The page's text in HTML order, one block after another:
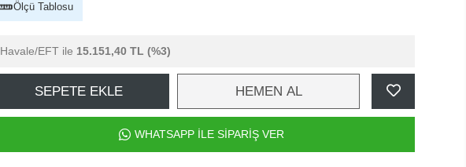
Ölçü Tablosu
Havale/EFT ile 15.151,40 TL (%3)
SEPETE EKLE HEMEN AL
WHATSAPP İLE SİPARİŞ VER